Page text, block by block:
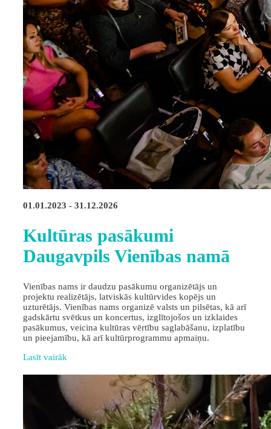
01.01.2023 - 31.12.2026
Kultūras pasākumi
Daugavpils Vienības namā
Vienības nams ir daudzu pasākumu organizētājs un
projektu realizētājs, latviskās kultūrvides kopējs un
uzturētājs. Vienības nams organizē valsts un pilsētas, kā arī
gadskārtu svētkus un koncertus, izglītojošos un izklaides
pasākumus, veicina kultūras vērtību saglabāšanu, izplatību
un pieejamību, kā arī kultūrprogrammu apmaiņu.
Lasīt vairāk